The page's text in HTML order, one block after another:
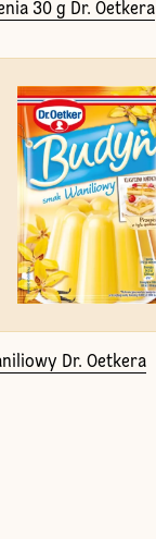
30 g Dr. Oetkera
Dr. Oetkera